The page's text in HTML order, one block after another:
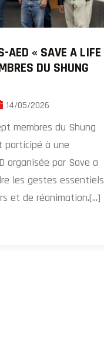
AED « SAVE A LIFE
DU SHUNG
14/05/2026
membres du Shung
participé à une
organisée par Save a
les gestes essentiels
et de réanimation.[...]